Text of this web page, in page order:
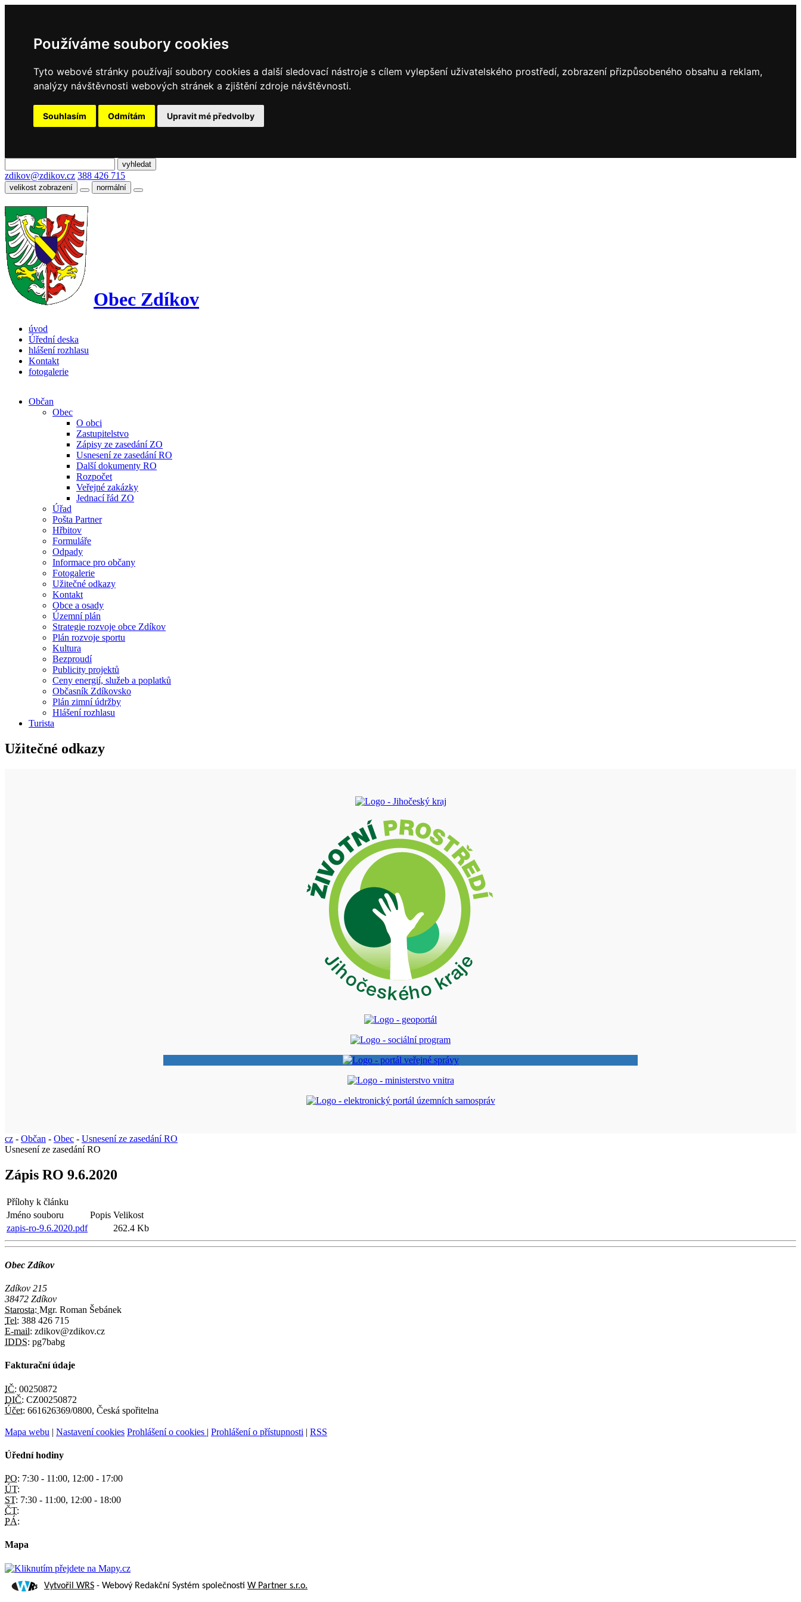
Používáme soubory cookies
Tyto webové stránky používají soubory cookies a další sledovací nástroje s cílem vylepšení uživatelského prostředí, zobrazení přizpůsobeného obsahu a reklam,
analýzy návštěvnosti webových stránek a zjištění zdroje návštěvnosti.
Souhlasím Odmítám Upravit mé předvolby
zdikov@zdikov.cz 388 426 715
velikost zobrazení normální
Obec Zdíkov
úvod
Úřední deska
hlášení rozhlasu
Kontakt
fotogalerie
Občan
Obec
O obci
Zastupitelstvo
Zápisy ze zasedání ZO
Usnesení ze zasedání RO
Další dokumenty RO
Rozpočet
Veřejné zakázky
Jednací řád ZO
Úřad
Pošta Partner
Hřbitov
Formuláře
Odpady
Informace pro občany
Fotogalerie
Užitečné odkazy
Kontakt
Obce a osady
Územní plán
Strategie rozvoje obce Zdíkov
Plán rozvoje sportu
Kultura
Bezproudí
Publicity projektů
Ceny energií, služeb a poplatků
Občasník Zdíkovsko
Plán zimní údržby
Hlášení rozhlasu
Turista
Užitečné odkazy
cz - Občan - Obec - Usnesení ze zasedání RO
Usnesení ze zasedání RO
Zápis RO 9.6.2020
Přílohy k článku
Jméno souboru
Popis Velikost
zapis-ro-9.6.2020.pdf
262.4 Kb
Obec Zdíkov
Zdíkov 215
38472 Zdíkov
Starosta: Mgr. Roman Šebánek
Tel: 388 426 715
E-mail: zdikov@zdikov.cz
IDDS: pg7babg
Fakturační údaje
IČ: 00250872
DIČ: CZ00250872
Účet: 661626369/0800, Česká spořitelna
Mapa webu | Nastavení cookies Prohlášení o cookies | Prohlášení o přístupnosti | RSS
Úřední hodiny
PO: 7:30 - 11:00, 12:00 - 17:00
ÚT:
ST: 7:30 - 11:00, 12:00 - 18:00
ČT:
PÁ:
Mapa
Vytvořil WRS - Webový Redakční Systém společnosti W Partner s.r.o.